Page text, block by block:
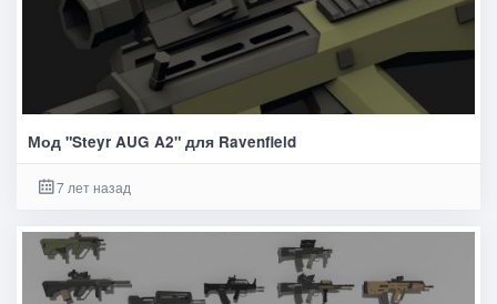
Мод "Steyr AUG A2" для Ravenfield
7 лет назад